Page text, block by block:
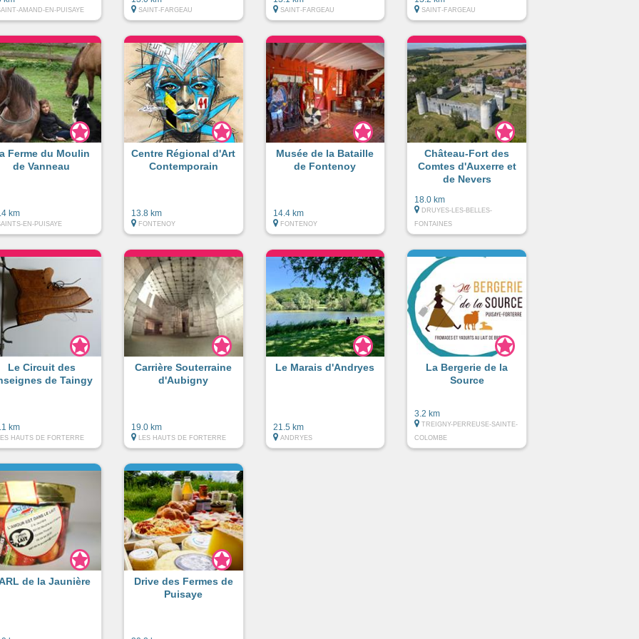
AMAND-EN-PUISAYE SAINT-FARGEAU SAINT-FARGEAU SAINT-FARGEAU
Ferme du Moulin
de Vanneau
km
EN-PUISAYE
Centre Régional d'Art
Contemporain
13.8 km
FONTENOY
Musée de la Bataille
de Fontenoy
14.4 km
FONTENOY
Château-Fort des
Comtes d'Auxerre et
de Nevers
18.0 km
DRUYES-LES-BELLES-
FONTAINES
Le Circuit des
de Taingy
km
HAUTS DE FORTERRE
Carrière Souterraine
d'Aubigny
19.0 km
LES HAUTS DE FORTERRE
Le Marais d'Andryes
21.5 km
ANDRYES
La Bergerie de la
Source
3.2 km
TREIGNY-PERREUSE-SAINTE-
COLOMBE
de la Jaunière
Drive des Fermes de
Puisaye